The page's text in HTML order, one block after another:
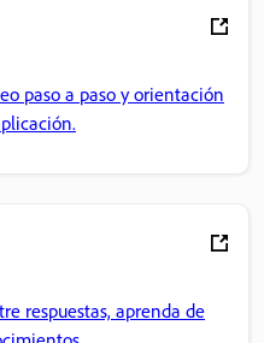
paso a paso y orientación
respuestas, aprenda de